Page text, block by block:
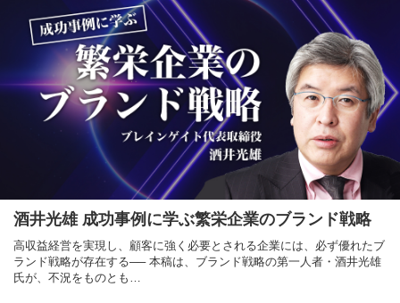
酒井光雄 成功事例に学ぶ繁栄企業のブランド戦略
高収益経営を実現し、顧客に強く必要とされる企業には、必ず優れたブ
ランド戦略が存在する── 本稿は、ブランド戦略の第一人者・酒井光雄
氏が、不況をものとも…